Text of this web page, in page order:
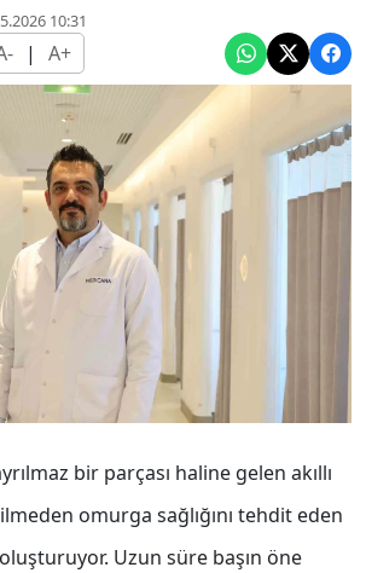
10:31
| A+
bir parçası haline gelen akıllı
omurga sağlığını tehdit eden
Uzun süre başın öne